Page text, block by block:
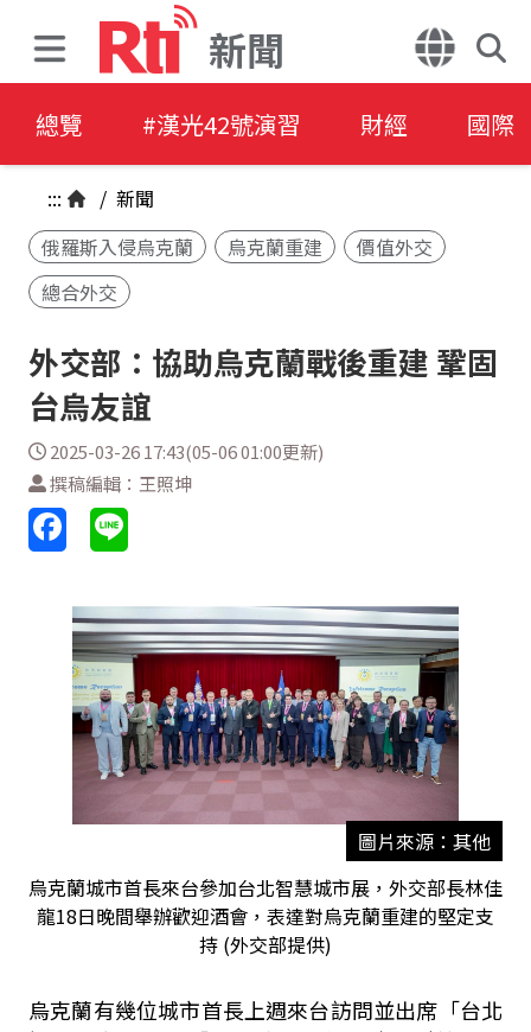
新聞
總覽 #漢光42號演習 財經 國際
::: / 新聞
俄羅斯入侵烏克蘭
烏克蘭重建
價值外交
總合外交
外交部：協助烏克蘭戰後重建 鞏固
台烏友誼
2025-03-26 17:43(05-06 01:00更新)
撰稿編輯：王照坤
圖片來源：其他
烏克蘭城市首長來台參加台北智慧城市展，外交部長林佳
龍18日晚間舉辦歡迎酒會，表達對烏克蘭重建的堅定支
持 (外交部提供)
烏克蘭有幾位城市首長上週來台訪問並出席「台北